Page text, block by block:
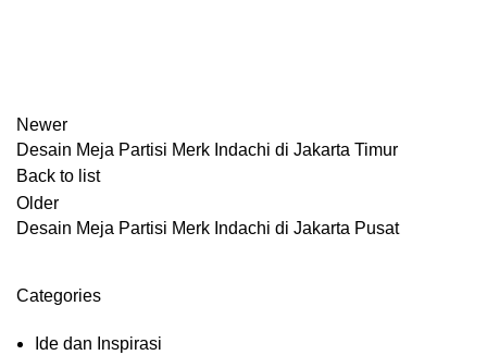
Newer
Desain Meja Partisi Merk Indachi di Jakarta Timur
Back to list
Older
Desain Meja Partisi Merk Indachi di Jakarta Pusat
Categories
Ide dan Inspirasi